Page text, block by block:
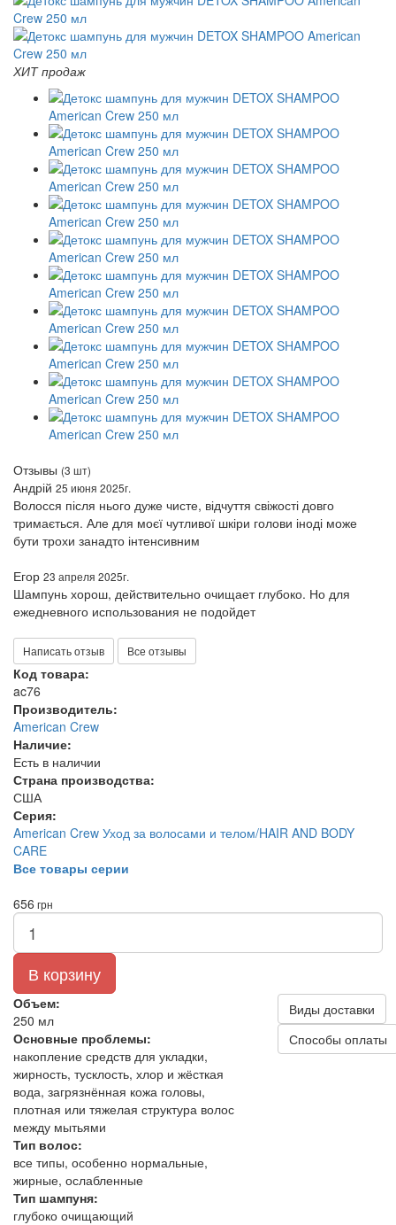
ХИТ продаж
Отзывы (3 шт)
Андрій 25 июня 2025г.
Волосся після нього дуже чисте, відчуття свіжості довго
тримається. Але для моєї чутливої шкіри голови іноді може
бути трохи занадто інтенсивним
Егор 23 апреля 2025г.
Шампунь хорош, действительно очищает глубоко. Но для
ежедневного использования не подойдет
Написать отзыв Все отзывы
Код товара:
ac76
Производитель:
American Crew
Наличие:
Есть в наличии
Страна производства:
США
Серия:
American Crew Уход за волосами и телом/HAIR AND BODY
CARE
Все товары серии
656 грн
В корзину
Объем:
250 мл
Основные проблемы:
накопление средств для укладки,
жирность, тусклость, хлор и жёсткая
вода, загрязнённая кожа головы,
плотная или тяжелая структура волос
между мытьями
Тип волос:
все типы, особенно нормальные,
жирные, ослабленные
Тип шампуня:
глубоко очищающий
Виды доставки
Способы оплаты